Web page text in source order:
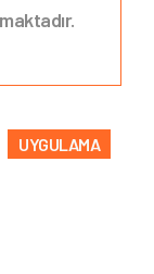
UYGULAMA